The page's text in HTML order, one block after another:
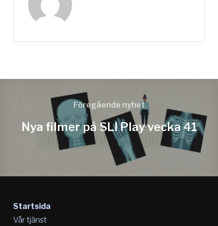
Föregående nyhet
Nya filmer på SLI Play vecka 41
Startsida
Vår tjänst